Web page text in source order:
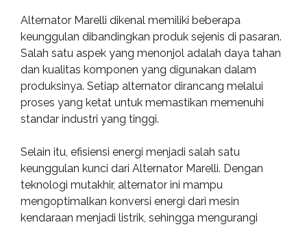
Alternator Marelli dikenal memiliki beberapa
keunggulan dibandingkan produk sejenis di pasaran.
Salah satu aspek yang menonjol adalah daya tahan
dan kualitas komponen yang digunakan dalam
produksinya. Setiap alternator dirancang melalui
proses yang ketat untuk memastikan memenuhi
standar industri yang tinggi.
Selain itu, efisiensi energi menjadi salah satu
keunggulan kunci dari Alternator Marelli. Dengan
teknologi mutakhir, alternator ini mampu
mengoptimalkan konversi energi dari mesin
kendaraan menjadi listrik, sehingga mengurangi